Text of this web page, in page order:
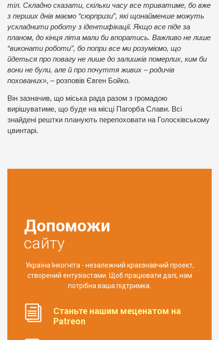
тіл. Складно сказати, скільки часу все триватиме, бо вже
з перших днів маємо “сюрпризи”, які щонайменше можуть
ускладнити роботу з ідентифікації. Якщо все піде за
планом, до кінця літа мали би впоратись. Важливо не лише
“виконати роботи”, бо попри все ми розуміємо, що
йдеться про повагу не лише до залишків померлих, ким би
вони не були, але й про почуття живих – родичів
похованих», – розповів Євген Бойко.
Він зазначив, що міська рада разом з громадою
вирішуватиме, що буде на місці Пагорба Слави. Всі
знайдені рештки планують перепоховати на Голосківському
цвинтарі.
Допоможи
сайту
Україна Інкогніта - незалежний краєзнавчий проект,
створений ентузіастами. Щоб працювати далі, нам
потрібна ваша підтримка.
Станьте нашим меценатом на
Patreon